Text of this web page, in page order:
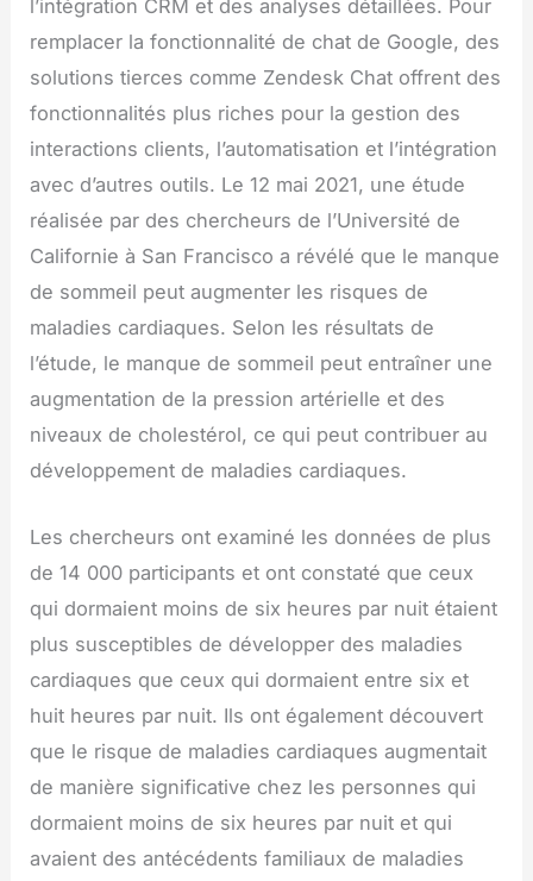
l’intégration CRM et des analyses détaillées. Pour
remplacer la fonctionnalité de chat de Google, des
solutions tierces comme Zendesk Chat offrent des
fonctionnalités plus riches pour la gestion des
interactions clients, l’automatisation et l’intégration
avec d’autres outils. Le 12 mai 2021, une étude
réalisée par des chercheurs de l’Université de
Californie à San Francisco a révélé que le manque
de sommeil peut augmenter les risques de
maladies cardiaques. Selon les résultats de
l’étude, le manque de sommeil peut entraîner une
augmentation de la pression artérielle et des
niveaux de cholestérol, ce qui peut contribuer au
développement de maladies cardiaques.
Les chercheurs ont examiné les données de plus
de 14 000 participants et ont constaté que ceux
qui dormaient moins de six heures par nuit étaient
plus susceptibles de développer des maladies
cardiaques que ceux qui dormaient entre six et
huit heures par nuit. Ils ont également découvert
que le risque de maladies cardiaques augmentait
de manière significative chez les personnes qui
dormaient moins de six heures par nuit et qui
avaient des antécédents familiaux de maladies